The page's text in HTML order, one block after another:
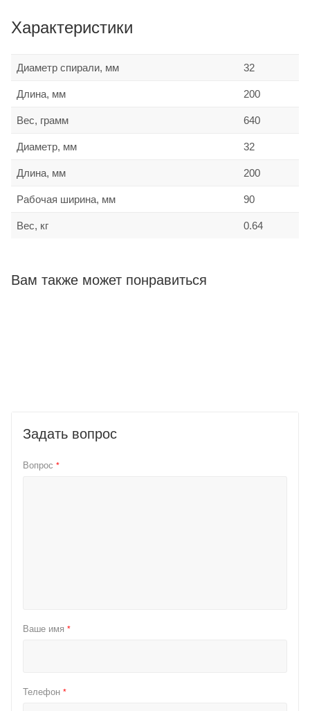
Характеристики
Диаметр спирали, мм 32
Длина, мм 200
Вес, грамм 640
Диаметр, мм 32
Длина, мм 200
Рабочая ширина, мм 90
Вес, кг 0.64
Вам также может понравиться
Задать вопрос
Вопрос *
Ваше имя *
Телефон *